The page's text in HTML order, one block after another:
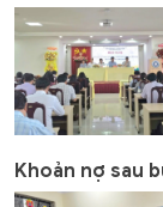
Khoản nợ sau